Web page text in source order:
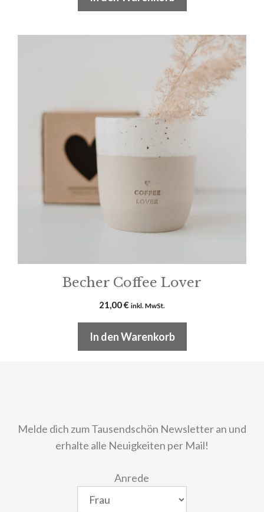
Becher Coffee Lover
21,00€ inkl. MwSt.
In den Warenkorb
Melde dich zum Tausendschön Newsletter an und
erhalte alle Neuigkeiten per Mail!
Anrede